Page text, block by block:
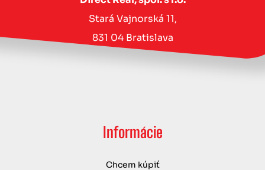
Stará Vajnorská 11,
831 04 Bratislava
Informácie
Chcem kúpiť